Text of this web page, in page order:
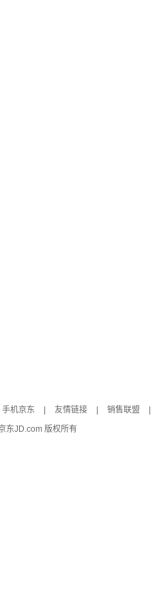
手机京东 友情链接 销售联盟
东JD.com 版权所有